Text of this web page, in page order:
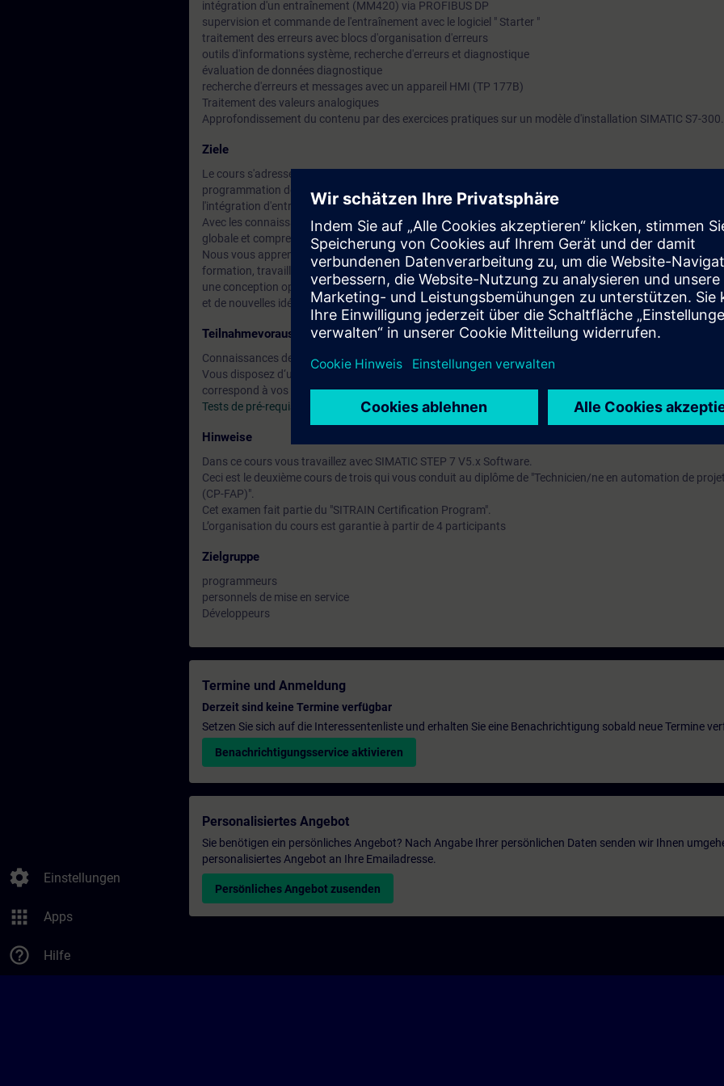
settings Einstellungen
apps Apps
help_outline Hilfe
intégration d'un entraînement (MM420) via PROFIBUS DP
supervision et commande de l'entraînement avec le logiciel " Starter "
traitement des erreurs avec blocs d'organisation d'erreurs
outils d'informations système, recherche d'erreurs et diagnostique
évaluation de données diagnostique
recherche d'erreurs et messages avec un appareil HMI (TP 177B)
Traitement des valeurs analogiques
Approfondissement du contenu par des exercices pratiques sur un modèle d'installation SIMATIC S7-300.
Ziele
Le cours s'adresse à des utilisateurs réalisant des tâches d'ingénierie et souhaitant s'initier sous une
programmation de SIMATIC S7. Vous aurez un aperçu de la conduite et de la supervision, de PROFIBUS
l'intégration d'entraînements.
Avec les connaissances sur l'automatisation de la fabrication intégrée, vous considérez votre système de
globale et comprenez l'interaction des différents composants.
Nous vous apprenons à structurer et à créer des programmes SIMATIC S7 complets. Vous pourrez ainsi,
formation, travailler de manière efficace avec STEP 7, réduire la phase d'ingénierie et réduire les sources
une conception optimale de vos systèmes. La compréhension globale vous permettra de trouver de
et de nouvelles idées d'optimisation de la production.
Teilnahmevoraussetzung
Connaissances de SIMATIC S7 équivalentes à ST-PRO1 et expérience pratique dans l‘application des
Vous disposez d‘un test d‘admissibilité en ligne vous permettant de vous assurer que la formation choisie
correspond à vos compétences.
Tests de pré-requis en ligne ST-PRO2..
Hinweise
Dans ce cours vous travaillez avec SIMATIC STEP 7 V5.x Software.
Ceci est le deuxième cours de trois qui vous conduit au diplôme de "Technicien/ne en automation de projet
(CP-FAP)".
Cet examen fait partie du "SITRAIN Certification Program".
L’organisation du cours est garantie à partir de 4 participants
Zielgruppe
programmeurs
personnels de mise en service
Développeurs
Termine und Anmeldung
Derzeit sind keine Termine verfügbar
Setzen Sie sich auf die Interessentenliste und erhalten Sie eine Benachrichtigung sobald neue Termine
Benachrichtigungsservice aktivieren
Personalisiertes Angebot
Sie benötigen ein persönliches Angebot? Nach Angabe Ihrer persönlichen Daten senden wir Ihnen
personalisiertes Angebot an Ihre Emailadresse.
Persönliches Angebot zusenden